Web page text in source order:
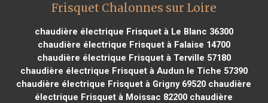
Frisquet Chalonnes sur Loire
chaudière électrique Frisquet à Le Blanc 36300
chaudière électrique Frisquet à Falaise 14700
chaudière électrique Frisquet à Terville 57180
chaudière électrique Frisquet à Audun le Tiche 57390
chaudière électrique Frisquet à Grigny 69520 chaudière
électrique Frisquet à Moissac 82200 chaudière